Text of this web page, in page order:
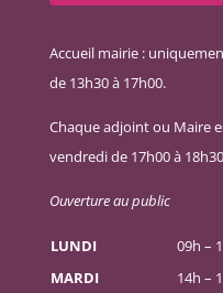
Accueil mairie :
de 13h30 à 17h00.
Chaque adjoint ou Maire
vendredi de 17h00 à
Ouverture au public
LUNDI
09h –
MARDI
14h –